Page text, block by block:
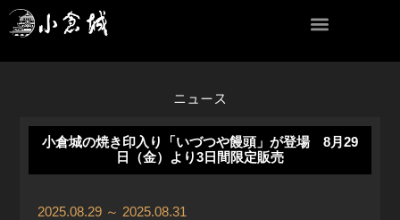
内
容
ニュース
小倉城の焼き印入り「いづつや饅頭」が登場 8月29
日（金）より3日間限定販売
2025.08.29 ～ 2025.08.31